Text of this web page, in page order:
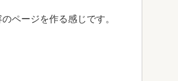
ページを作る感じです。